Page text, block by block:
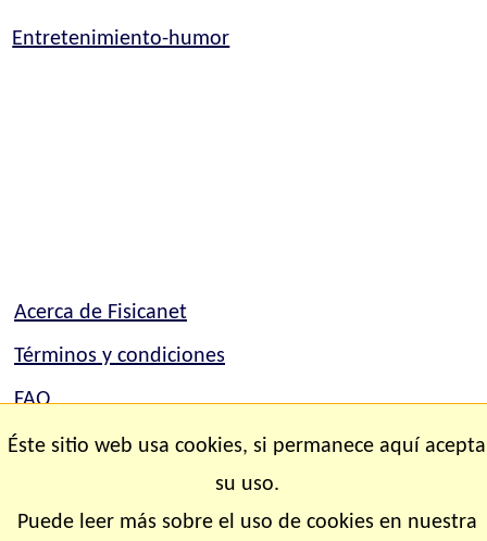
Entretenimiento-humor
Acerca de Fisicanet
Términos y condiciones
FAQ
Mapa del sitio
Éste sitio web usa cookies, si permanece aquí acepta
su uso.
Puede leer más sobre el uso de cookies en nuestra